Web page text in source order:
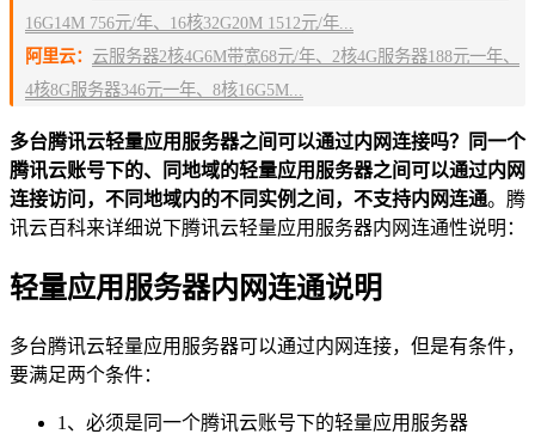
16G14M 756元/年、16核32G20M 1512元/年...
阿里云： 云服务器2核4G6M带宽68元/年、2核4G服务器188元一年、
4核8G服务器346元一年、8核16G5M...
多台腾讯云轻量应用服务器之间可以通过内网连接吗？同一个
腾讯云账号下的、同地域的轻量应用服务器之间可以通过内网
连接访问，不同地域内的不同实例之间，不支持内网连通。腾
讯云百科来详细说下腾讯云轻量应用服务器内网连通性说明：
轻量应用服务器内网连通说明
多台腾讯云轻量应用服务器可以通过内网连接，但是有条件，
要满足两个条件：
1、必须是同一个腾讯云账号下的轻量应用服务器